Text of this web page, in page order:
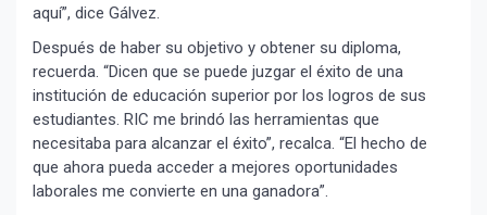
aquí”, dice Gálvez.
Después de haber su objetivo y obtener su diploma,
recuerda. “Dicen que se puede juzgar el éxito de una
institución de educación superior por los logros de sus
estudiantes. RIC me brindó las herramientas que
necesitaba para alcanzar el éxito”, recalca. “El hecho de
que ahora pueda acceder a mejores oportunidades
laborales me convierte en una ganadora”.